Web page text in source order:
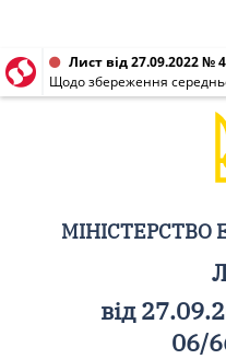
МІНІСТЕРСТВО
від
06/